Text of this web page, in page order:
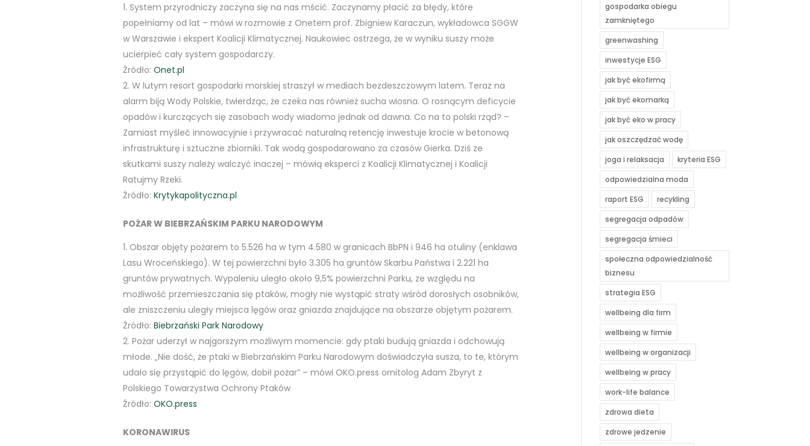
System przyrodniczy zaczyna się na nas mścić. Zaczynamy płacić za błędy, które
popełniamy od lat – mówi w rozmowie z Onetem prof. Zbigniew Karaczun, wykładowca SGGW
w Warszawie i ekspert Koalicji Klimatycznej. Naukowiec ostrzega, że w wyniku suszy może
ucierpieć cały system gospodarczy.
Źródło:Onet.pl
W lutym resort gospodarki morskiej straszył w mediach bezdeszczowym latem. Teraz na
alarm biją Wody Polskie, twierdząc, że czeka nas również sucha wiosna. O rosnącym deficycie
opadów i kurczących się zasobach wody wiadomo jednak od dawna. Co na to polski rząd? –
Zamiast myśleć innowacyjnie i przywracać naturalną retencję inwestuje krocie w betonową
infrastrukturę i sztuczne zbiorniki. Tak wodą gospodarowano za czasów Gierka. Dziś ze
skutkami suszy należy walczyć inaczej – mówią eksperci z Koalicji Klimatycznej i Koalicji
Ratujmy Rzeki.
Źródło:Krytykapolityczna.pl
POŻAR W BIEBRZAŃSKIM PARKU NARODOWYM
Obszar objęty pożarem to 5.526 ha w tym 4.580 w granicach BbPN i 946 ha otuliny (enklawa
Lasu Wroceńskiego). W tej powierzchni było 3.305 ha gruntów Skarbu Państwa i 2.221 ha
gruntów prywatnych. Wypaleniu uległo około 9,5% powierzchni Parku, ze względu na
możliwość przemieszczania się ptaków, mogły nie wystąpić straty wśród dorosłych osobników,
ale zniszczeniu uległy miejsca lęgów oraz gniazda znajdujące na obszarze objętym pożarem.
Źródło:Biebrzański Park Narodowy
Pożar uderzył w najgorszym możliwym momencie: gdy ptaki budują gniazda i odchowują
młode. „Nie dość, że ptaki w Biebrzańskim Parku Narodowym doświadczyła susza, to te, którym
udało się przystąpić do lęgów, dobił pożar” – mówi OKO.press ornitolog Adam Zbyryt z
Polskiego Towarzystwa Ochrony Ptaków
Źródło:OKO.press
KORONAWIRUS
gospodarka obiegu
zamkniętego
greenwashing
inwestycje ESG
jak być ekofirmą
jak być ekomarką
jak być eko w pracy
jak oszczędzać wodę
joga i relaksacja
kryteria ESG
odpowiedzialna moda
raport ESG
recykling
segregacja odpadów
segregacja śmieci
społeczna odpowiedzialność
biznesu
strategia ESG
wellbeing dla firm
wellbeing w firmie
wellbeing w organizacji
wellbeing w pracy
work-life balance
zdrowa dieta
zdrowe jedzenie